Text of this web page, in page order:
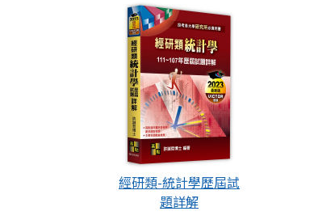
經研類-統計學歷屆試
題詳解